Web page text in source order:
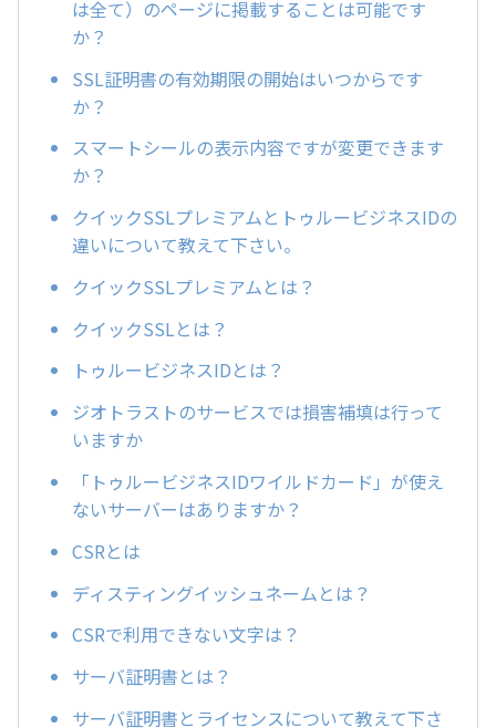
は全て）のページに掲載することは可能です
か？
SSL証明書の有効期限の開始はいつからです
か？
スマートシールの表示内容ですが変更できます
か？
クイックSSLプレミアムとトゥルービジネスIDの
違いについて教えて下さい。
クイックSSLプレミアムとは？
クイックSSLとは？
トゥルービジネスIDとは？
ジオトラストのサービスでは損害補填は行って
いますか
「トゥルービジネスIDワイルドカード」が使え
ないサーバーはありますか？
CSRとは
ディスティングイッシュネームとは？
CSRで利用できない文字は？
サーバ証明書とは？
サーバ証明書とライセンスについて教えて下さ